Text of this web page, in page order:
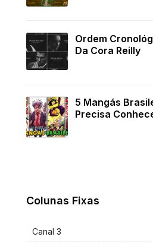
Ordem
Da Cora Reilly
5 Mangás
Precisa
Colunas Fixas
Canal 3